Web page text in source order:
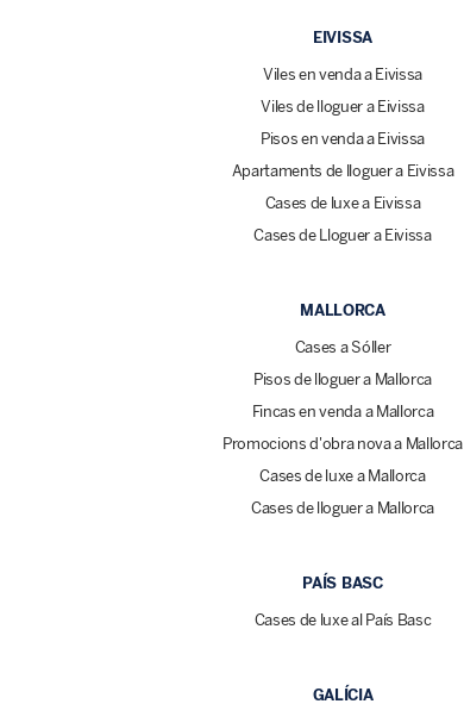
EIVISSA
Viles en venda a Eivissa
Viles de lloguer a Eivissa
Pisos en venda a Eivissa
Apartaments de lloguer a Eivissa
Cases de luxe a Eivissa
Cases de Lloguer a Eivissa
MALLORCA
Cases a Sóller
Pisos de lloguer a Mallorca
Fincas en venda a Mallorca
Promocions d'obra nova a Mallorca
Cases de luxe a Mallorca
Cases de lloguer a Mallorca
PAÍS BASC
Cases de luxe al País Basc
GALÍCIA